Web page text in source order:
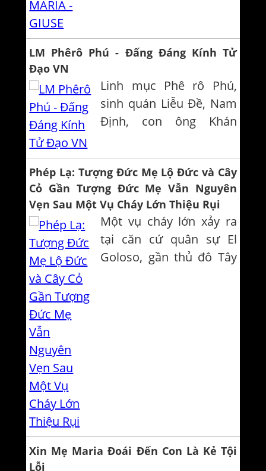
Consolata Bêtrone, một
nữ tu ở Tertona Ý, liên
1934-1946. Xin đọc lại
đôi lời trích d�...
LM Phêrô Phú - Đấng Đáng Kính Tử
Đạo VN
Linh mục Phê rô Phú,
sinh quán Liễu Đề, Nam
Định, con ông Khán
nhận vào nhà Chúa.
Thầy có trí sáng và khi ở
Chủng viện hạnh kiểm
tốt nên được thụ phong
Linh Mục. Năm 1845
khấn dòng Đa-minh. Cha
Phú rất nhiệt thành...
Phép Lạ: Tượng Đức Mẹ Lộ Đức và Cây
Cỏ Gần Tượng Đức Mẹ Vẫn Nguyên
Vẹn Sau Một Vụ Cháy Lớn Thiệu Rụi
Một vụ cháy lớn xảy ra
tại căn cứ quân sự El
Goloso, gần thủ đô Tây
Xin Mẹ Maria Đoái Đến Con Là Kẻ Tội
Lỗi